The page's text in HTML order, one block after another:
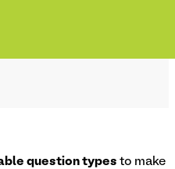
question types to make